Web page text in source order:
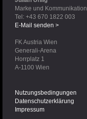
Marke und Kommunikation
Tel: +43 670 1822 003
E-Mail senden >
FK Austria Wien
Generali-Arena
Horrplatz 1
A-1100 Wien
Nutzungsbedingungen
Datenschutzerklärung
Impressum